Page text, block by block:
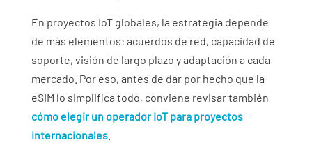
En proyectos IoT globales, la estrategia depende
de más elementos: acuerdos de red, capacidad de
soporte, visión de largo plazo y adaptación a cada
mercado. Por eso, antes de dar por hecho que la
eSIM lo simplifica todo, conviene revisar también
cómo elegir un operador IoT para proyectos
internacionales.